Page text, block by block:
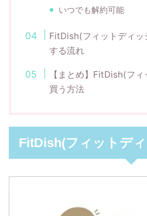
いつでも解約可能
FitDish(フィットディッ
する流れ
【まとめ】FitDish(フ
買う方法
FitDish(フィットデ